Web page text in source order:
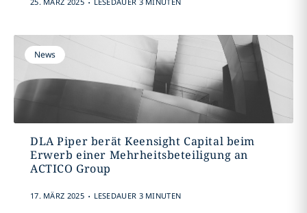
News
DLA Piper berät Keensight Capital beim
Erwerb einer Mehrheitsbeteiligung an
ACTICO Group
17. MÄRZ 2025 . LESEDAUER 3 MINUTEN